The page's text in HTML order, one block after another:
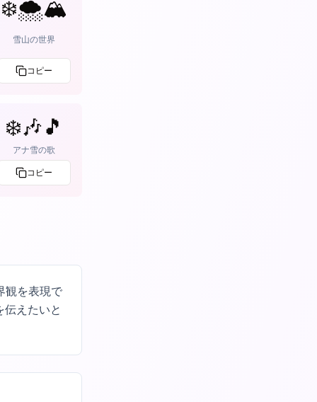
❄️🌨️🏔️
雪山の世界
コピー
❄️🎶🎵
アナ雪の歌
コピー
観を表現で
伝えたいと